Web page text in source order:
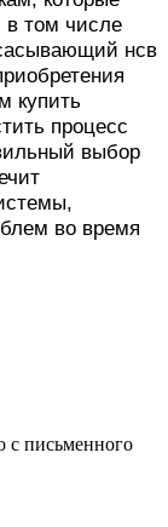
в том числе
нсв
купить
процесс
выбор
во время
с письменного